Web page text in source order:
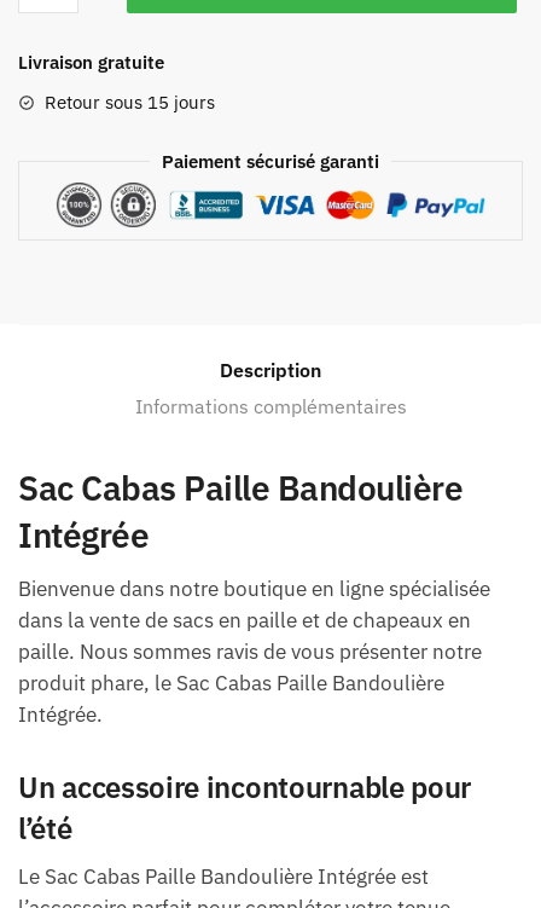
Livraison gratuite
Retour sous 15 jours
Paiement sécurisé garanti
Description
Informations complémentaires
Sac Cabas Paille Bandoulière
Intégrée
Bienvenue dans notre boutique en ligne spécialisée
dans la vente de sacs en paille et de chapeaux en
paille. Nous sommes ravis de vous présenter notre
produit phare, le Sac Cabas Paille Bandoulière
Intégrée.
Un accessoire incontournable pour
l’été
Le Sac Cabas Paille Bandoulière Intégrée est